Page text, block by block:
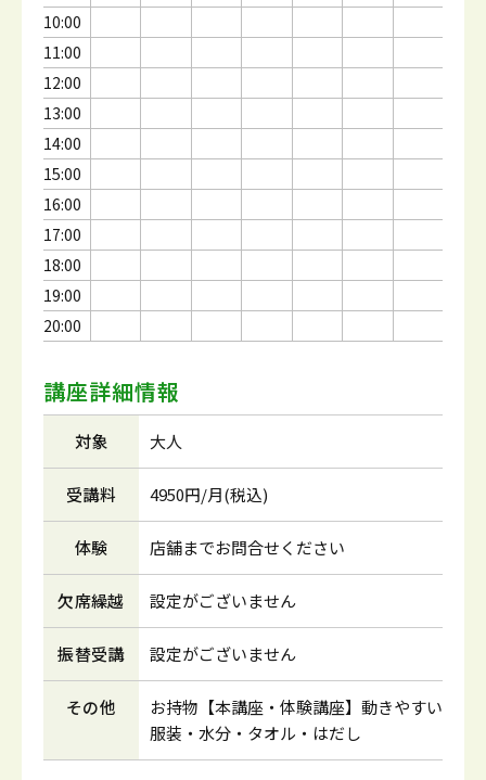
10:00
11:00
12:00
13:00
14:00
15:00
16:00
17:00
18:00
19:00
20:00
講座詳細情報
対象 大人
受講料 4950円/月(税込)
体験 店舗までお問合せください
欠席繰越 設定がございません
振替受講 設定がございません
その他
お持物【本講座・体験講座】動きやすい
服装・水分・タオル・はだし